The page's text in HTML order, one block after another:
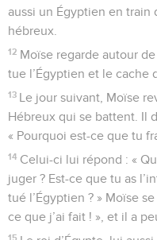
aussi un Égyptien en train
hébreux.
12 Moïse regarde autour
tue l’Égyptien et le cache
13 Le jour suivant, Moïse
Hébreux qui se battent. Il
« Pourquoi est-ce que tu
14 Celui-ci lui répond : «
juger ? Est-ce que tu as
tué l’Égyptien ? » Moïse
ce que j’ai fait ! », et il a
15